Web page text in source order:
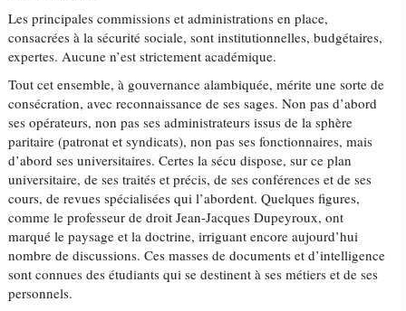
Les principales commissions et administrations en place,
consacrées à la sécurité sociale, sont institutionnelles, budgétaires,
expertes. Aucune n’est strictement académique.
Tout cet ensemble, à gouvernance alambiquée, mérite une sorte de
consécration, avec reconnaissance de ses sages. Non pas d’abord
ses opérateurs, non pas ses administrateurs issus de la sphère
paritaire (patronat et syndicats), non pas ses fonctionnaires, mais
d’abord ses universitaires. Certes la sécu dispose, sur ce plan
universitaire, de ses traités et précis, de ses conférences et de ses
cours, de revues spécialisées qui l’abordent. Quelques figures,
comme le professeur de droit Jean-Jacques Dupeyroux, ont
marqué le paysage et la doctrine, irriguant encore aujourd’hui
nombre de discussions. Ces masses de documents et d’intelligence
sont connues des étudiants qui se destinent à ses métiers et de ses
personnels.